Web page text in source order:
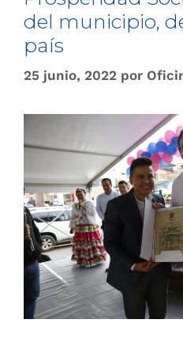
del municipio,
país
25 junio, 2022 por